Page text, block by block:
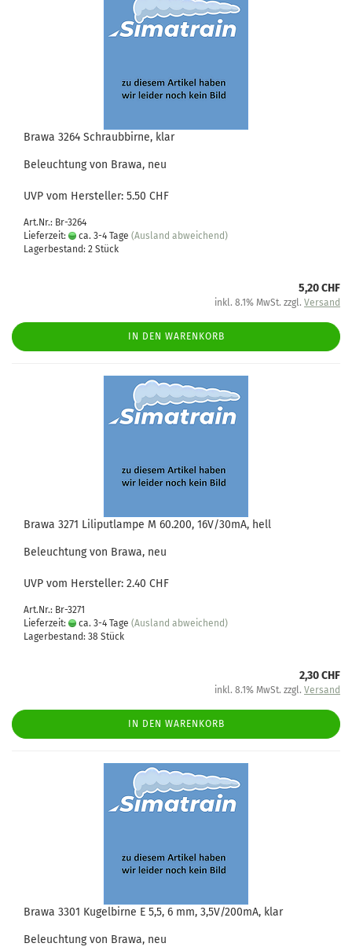
Brawa 3264 Schraubbirne, klar
Beleuchtung von Brawa, neu
UVP vom Hersteller: 5.50 CHF
Art.Nr.: Br-3264
Lieferzeit:
ca. 3-4 Tage (Ausland abweichend)
Lagerbestand: 2 Stück
5,20 CHF
inkl. 8.1% MwSt. zzgl. Versand
IN DEN WARENKORB
Brawa 3271 Liliputlampe M 60.200, 16V/30mA, hell
Beleuchtung von Brawa, neu
UVP vom Hersteller: 2.40 CHF
Art.Nr.: Br-3271
Lieferzeit:
ca. 3-4 Tage (Ausland abweichend)
Lagerbestand: 38 Stück
2,30 CHF
inkl. 8.1% MwSt. zzgl. Versand
IN DEN WARENKORB
Brawa 3301 Kugelbirne E 5,5, 6 mm, 3,5V/200mA, klar
Beleuchtung von Brawa, neu